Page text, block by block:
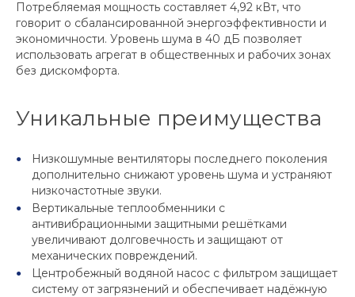
Потребляемая мощность составляет 4,92 кВт, что
говорит о сбалансированной энергоэффективности и
экономичности. Уровень шума в 40 дБ позволяет
использовать агрегат в общественных и рабочих зонах
без дискомфорта.
Уникальные преимущества
Низкошумные вентиляторы последнего поколения
дополнительно снижают уровень шума и устраняют
низкочастотные звуки.
Вертикальные теплообменники с
антивибрационными защитными решётками
увеличивают долговечность и защищают от
механических повреждений.
Центробежный водяной насос с фильтром защищает
систему от загрязнений и обеспечивает надёжную